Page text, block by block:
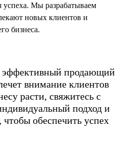
успеха. Мы разрабатываем
новых клиентов и
бизнеса.
эффективный продающий
внимание клиентов
расти, свяжитесь с
подход и
чтобы обеспечить успех